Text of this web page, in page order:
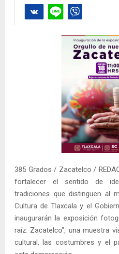
385 Grados / Zacatelco /
fortalecer el sentido de
tradiciones que distinguen al
Cultura de Tlaxcala y el
inaugurarán la exposición
raíz: Zacatelco”, una muestra
cultural, las costumbres y el